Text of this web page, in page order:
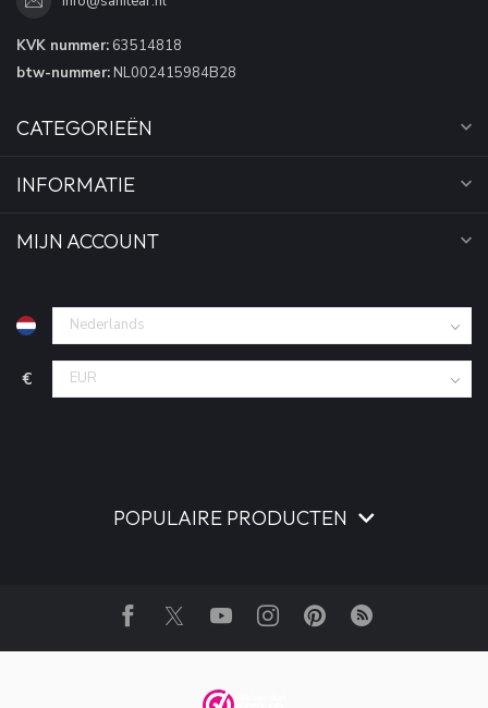
KVK nummer: 63514818
btw-nummer: NL002415984B28
CATEGORIEËN
INFORMATIE
MIJN ACCOUNT
€
POPULAIRE PRODUCTEN